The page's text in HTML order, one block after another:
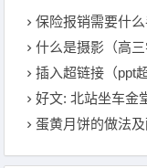
保险报销需要什
什么是摄影（高三
插入超链接（ppt
好文: 北站坐车金
蛋黄月饼的做法